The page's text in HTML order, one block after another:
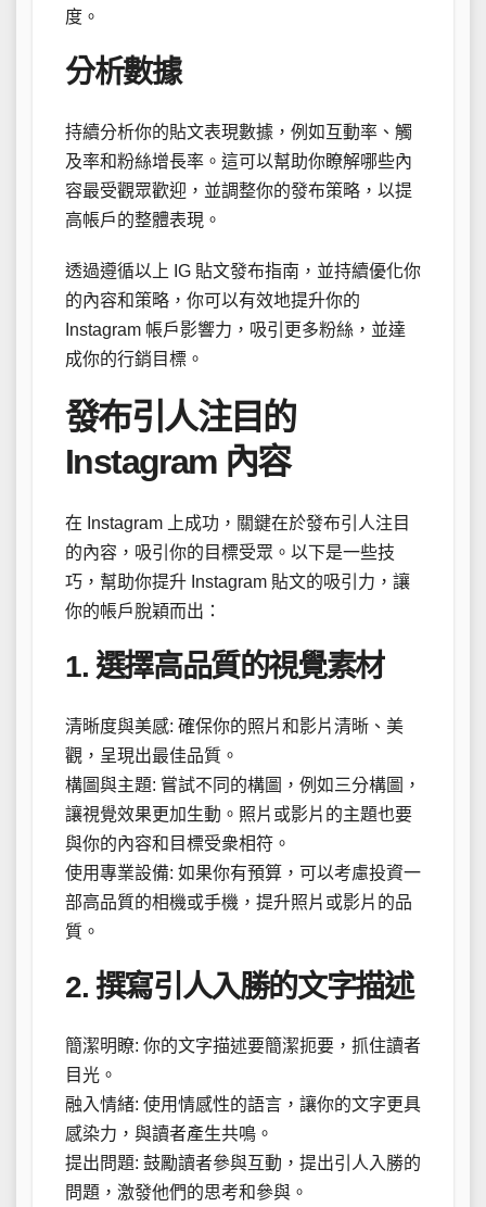
度。
分析數據
持續分析你的貼文表現數據，例如互動率、觸
及率和粉絲增長率。這可以幫助你瞭解哪些內
容最受觀眾歡迎，並調整你的發布策略，以提
高帳戶的整體表現。
透過遵循以上 IG 貼文發布指南，並持續優化你
的內容和策略，你可以有效地提升你的
Instagram 帳戶影響力，吸引更多粉絲，並達
成你的行銷目標。
發布引人注目的
Instagram 內容
在 Instagram 上成功，關鍵在於發布引人注目
的內容，吸引你的目標受眾。以下是一些技
巧，幫助你提升 Instagram 貼文的吸引力，讓
你的帳戶脫穎而出：
1. 選擇高品質的視覺素材
清晰度與美感: 確保你的照片和影片清晰、美
觀，呈現出最佳品質。
構圖與主題: 嘗試不同的構圖，例如三分構圖，
讓視覺效果更加生動。照片或影片的主題也要
與你的內容和目標受衆相符。
使用專業設備: 如果你有預算，可以考慮投資一
部高品質的相機或手機，提升照片或影片的品
質。
2. 撰寫引人入勝的文字描述
簡潔明瞭: 你的文字描述要簡潔扼要，抓住讀者
目光。
融入情緒: 使用情感性的語言，讓你的文字更具
感染力，與讀者產生共鳴。
提出問題: 鼓勵讀者參與互動，提出引人入勝的
問題，激發他們的思考和參與。